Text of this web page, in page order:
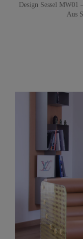
Design Sessel MW01
Aus